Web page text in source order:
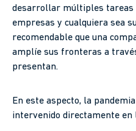
desarrollar múltiples tareas
empresas y cualquiera sea
recomendable que una
amplíe sus fronteras a
presentan.
En este aspecto, la
intervenido directamente en